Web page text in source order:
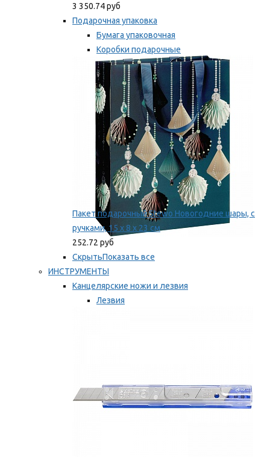
3 350.74 руб
Подарочная упаковка
Бумага упаковочная
Коробки подарочные
Ленты, бобины
Мы рекомендуем
Пакет подарочный Stewo Новогодние шары, с
ручками, 15 х 8 х 23 см
252.72 руб
СкрытьПоказать все
ИНСТРУМЕНТЫ
Канцелярские ножи и лезвия
Лезвия